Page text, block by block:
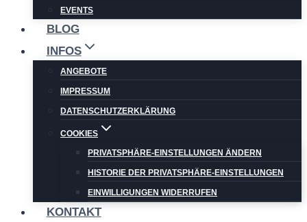
EVENTS
BLOG
INFOS
ANGEBOTE
IMPRESSUM
DATENSCHUTZERKLÄRUNG
COOKIES
PRIVATSPHÄRE-EINSTELLUNGEN ÄNDERN
HISTORIE DER PRIVATSPHÄRE-EINSTELLUNGEN
EINWILLIGUNGEN WIDERRUFEN
KONTAKT